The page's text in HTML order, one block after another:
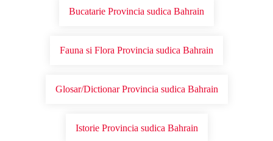
Bucatarie Provincia sudica Bahrain
Fauna si Flora Provincia sudica Bahrain
Glosar/Dictionar Provincia sudica Bahrain
Istorie Provincia sudica Bahrain